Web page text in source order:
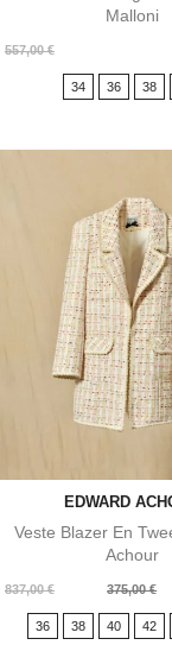
Malloni
557,00 €
Prix
34 36 38
EDWARD
Veste Blazer En
Achour
837,00 €
Prix
base
375,00 €
Prix
36 38 40 42